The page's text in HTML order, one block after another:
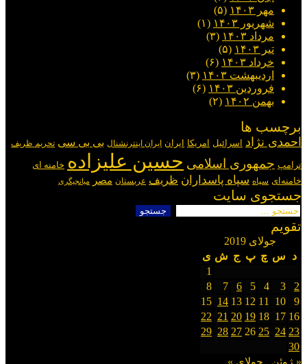
state
مهر ۱۴۰۳
(۵)
شهریور ۱۴۰۳
(۱)
مرداد ۱۴۰۳
(۳)
تیر ۱۴۰۳
(۵)
خرداد ۱۴۰۳
(۶)
اردیبهشت ۱۴۰۳
(۳)
فروردین ۱۴۰۳
(۶)
بهمن ۱۴۰۲
(۲)
برچسب ها
احمدی نژاد اسرائیل امریکا ایران ایران اینترنشنال بی بی سی تحریم ظریف
ترامپ جمهوری اسلامی حسین علیزاده خامنه ای
خامنه‌ای سپاه سپاه پاسداران ظریف عربستان مصر میانجیگری
جستجوی سایت
جستجو
برای:
تقویم
جولای 2019
د
س چ پ ج ش ی
1
2
3
4
5
6
7
8
9
10
11
12
13
14
15
16
17
18
19
20
21
22
23
24
25
26
27
28
29
30
« ژوئن
جولای »